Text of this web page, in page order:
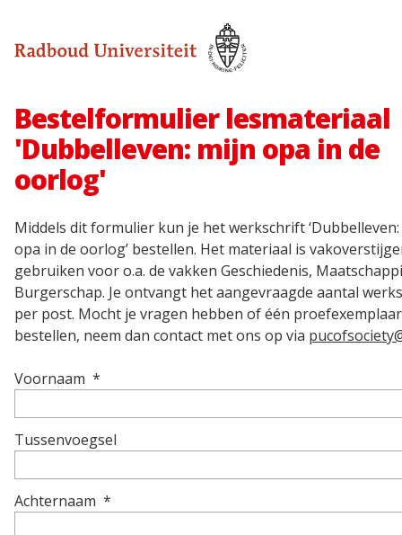
Bestelformulier lesmateriaal
'Dubbelleven: mijn opa in de
oorlog'
Middels dit formulier kun je het werkschrift
opa in de oorlog’ bestellen. Het materiaal is
gebruiken voor o.a. de vakken Geschiedenis,
Burgerschap. Je ontvangt het aangevraagde aantal
per post. Mocht je vragen hebben of één
bestellen, neem dan contact met ons op via
Voornaam *
Tussenvoegsel
Achternaam *